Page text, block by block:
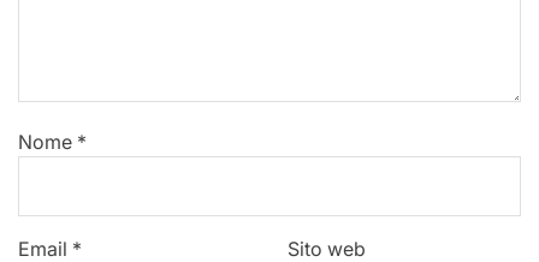
Nome *
Email * Sito web